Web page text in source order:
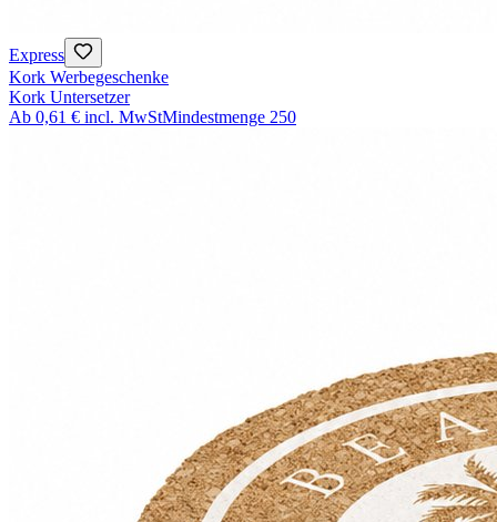
Express
Kork Werbegeschenke
Kork Untersetzer
Ab 0,61 € incl. MwStMindestmenge 250